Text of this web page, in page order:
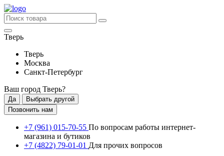
Тверь
Тверь
Москва
Санкт-Петербург
Ваш город Тверь?
Да
Выбрать другой
Позвонить нам
+7 (961) 015-70-55 По вопросам работы интернет-
магазина и бутиков
+7 (4822) 79-01-01 Для прочих вопросов